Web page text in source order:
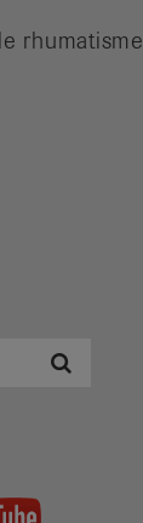
rhumatisme